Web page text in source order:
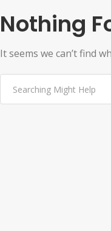
Nothing
It seems we can’t find